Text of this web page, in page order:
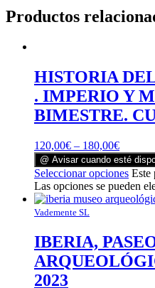
Productos
HISTORIA
. IMPERIO Y
BIMESTRE.
120,00€ – 180,00€
@ Avisar cuando esté
Seleccionar opciones Este
Las opciones se pueden
Vademente SL
IBERIA,
2023